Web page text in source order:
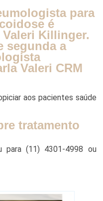
para
é
Killinger.
segunda a
Valeri CRM
aos pacientes saúde
tratamento
para(11) 4301-4998 ou